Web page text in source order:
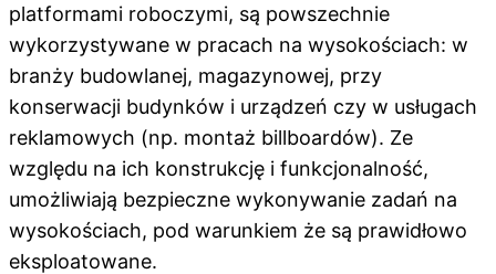
platformami roboczymi, są powszechnie
wykorzystywane w pracach na wysokościach: w
branży budowlanej, magazynowej, przy
konserwacji budynków i urządzeń czy w usługach
reklamowych (np. montaż billboardów). Ze
względu na ich konstrukcję i funkcjonalność,
umożliwiają bezpieczne wykonywanie zadań na
wysokościach, pod warunkiem że są prawidłowo
eksploatowane.